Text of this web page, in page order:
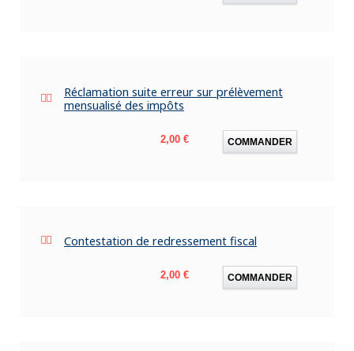
Réclamation suite erreur sur prélèvement
mensualisé des impôts
Prix
2,00 € COMMANDER
Contestation de redressement fiscal
Prix
2,00 € COMMANDER